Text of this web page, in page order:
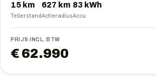
15 km
Tellerstand
627 km
Actieradius
83 kWh
Accu
PRIJS INCL. BTW
€ 62.990